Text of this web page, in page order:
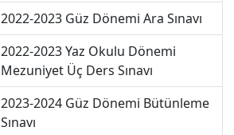
2022-2023 Güz Dönemi Ara Sınavı
2022-2023 Yaz Okulu Dönemi
Mezuniyet Üç Ders Sınavı
2023-2024 Güz Dönemi Bütünleme
Sınavı